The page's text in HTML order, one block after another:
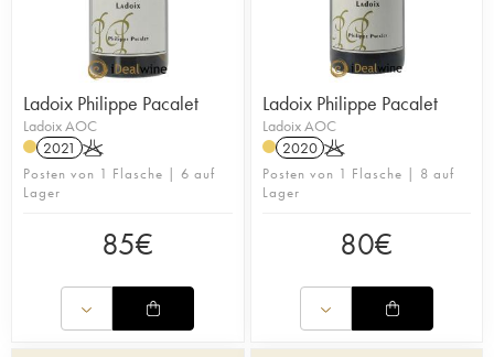
Ladoix Philippe Pacalet
Ladoix AOC
2021 K
Posten von 1 Flasche | 6 auf
Lager
85€
Ladoix Philippe Pacalet
Ladoix AOC
2020 K
Posten von 1 Flasche | 8 auf
Lager
80€